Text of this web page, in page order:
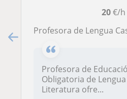
20€/h
Profesora de Lengua Castellana y Literatura con plaza fija en un IES de
Profesora de
Obligatoria de
Literatura ofre...